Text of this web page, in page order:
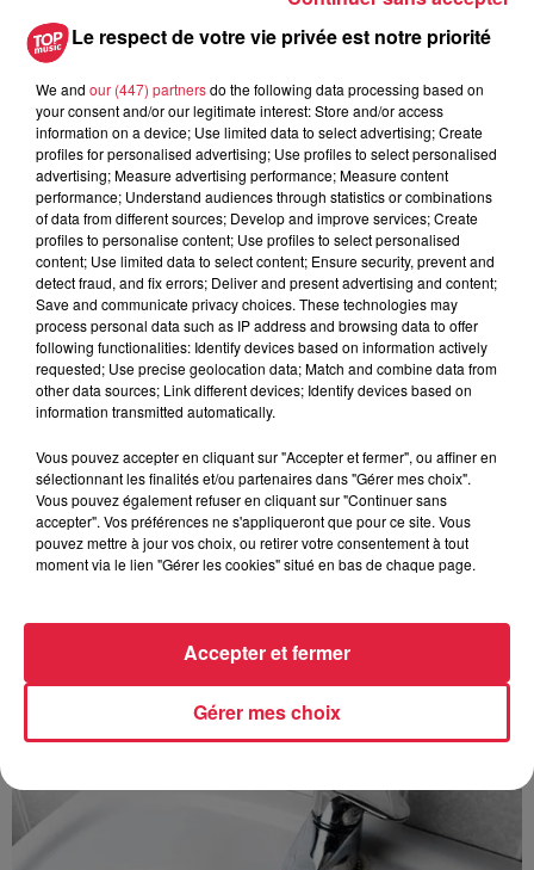
A lire aussi
6 août 2026
À Hoerdt, de l’eau brune sort des
robinets
6 août 2026
Tags antisémites à Strasbourg :
Catherine Trautmann réagit
6 août 2026
Au zoo de Mulhouse : rencontre
avec les flamants rouges
À découvrir également
Le respect de votre vie privée est notre priorité
We and our (447) partnersdo the following data processing based on
your consent and/or our legitimate interest: Store and/or access
information on a device; Use limited data to select advertising; Create
profiles for personalised advertising; Use profiles to select personalised
advertising; Measure advertising performance; Measure content
performance; Understand audiences through statistics or combinations
of data from different sources; Develop and improve services; Create
profiles to personalise content; Use profiles to select personalised
content; Use limited data to select content; Ensure security, prevent and
detect fraud, and fix errors; Deliver and present advertising and content;
Save and communicate privacy choices. These technologies may
process personal data such as IP address and browsing data to offer
following functionalities: Identify devices based on information actively
requested; Use precise geolocation data; Match and combine data from
other data sources; Link different devices; Identify devices based on
information transmitted automatically.
Vous pouvez accepter en cliquant sur "Accepter et fermer", ou affiner en
sélectionnant les finalités et/ou partenaires dans "Gérer mes choix".
Vous pouvez également refuser en cliquant sur "Continuer sans
accepter". Vos préférences ne s'appliqueront que pour ce site. Vous
pouvez mettre à jour vos choix, ou retirer votre consentement à tout
moment via le lien "Gérer les cookies" situé en bas de chaque page.
Gérer mes choix
Accepter et fermer